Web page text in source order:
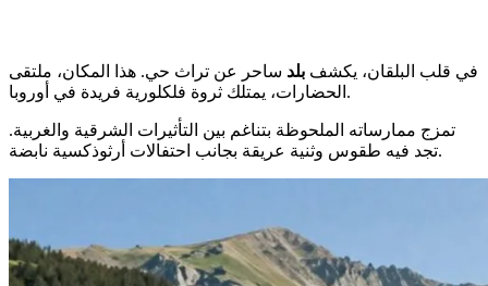
في قلب البلقان، يكشف بلد ساحر عن تراث حي. هذا المكان، ملتقى
الحضارات، يمتلك ثروة فلكلورية فريدة في أوروبا.
تمزج ممارساته الملحوظة بتناغم بين التأثيرات الشرقية والغربية.
تجد فيه طقوس وثنية عريقة بجانب احتفالات أرثوذكسية نابضة.